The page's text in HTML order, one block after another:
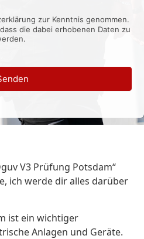
zur Kenntnis genommen.
die dabei erhobenen Daten zu
V3 Prüfung Potsdam“
ich werde dir alles darüber
ist ein wichtiger
Anlagen und Geräte.